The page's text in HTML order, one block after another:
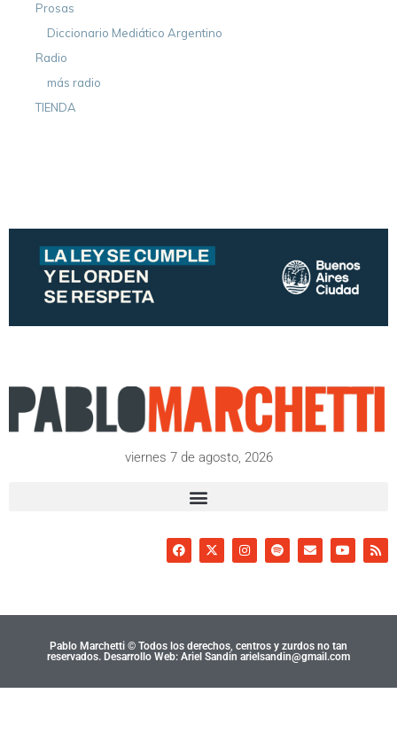
Prosas
Diccionario Mediático Argentino
Radio
más radio
TIENDA
viernes 7 de agosto, 2026
Pablo Marchetti © Todos los derechos, centros y zurdos no tan
reservados. Desarrollo Web: Ariel Sandin arielsandin@gmail.com